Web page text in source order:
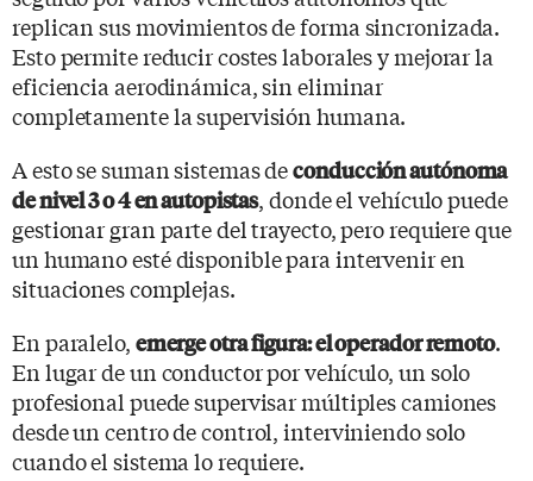
replican sus movimientos de forma sincronizada.
Esto permite reducir costes laborales y mejorar la
eficiencia aerodinámica, sin eliminar
completamente la supervisión humana.
A esto se suman sistemas deconducción autónoma
de nivel 3 o 4 en autopistas, donde el vehículo puede
gestionar gran parte del trayecto, pero requiere que
un humano esté disponible para intervenir en
situaciones complejas.
En paralelo, emerge otra figura: el operador remoto.
En lugar de un conductor por vehículo, un solo
profesional puede supervisar múltiples camiones
desde un centro de control, interviniendo solo
cuando el sistema lo requiere.